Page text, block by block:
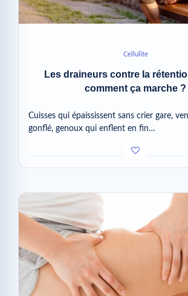
Cellulite
Les draineurs contre la
comment ça marche ?
Cuisses qui épaississent sans crier gare,
gonflé, genoux qui enflent en fin…